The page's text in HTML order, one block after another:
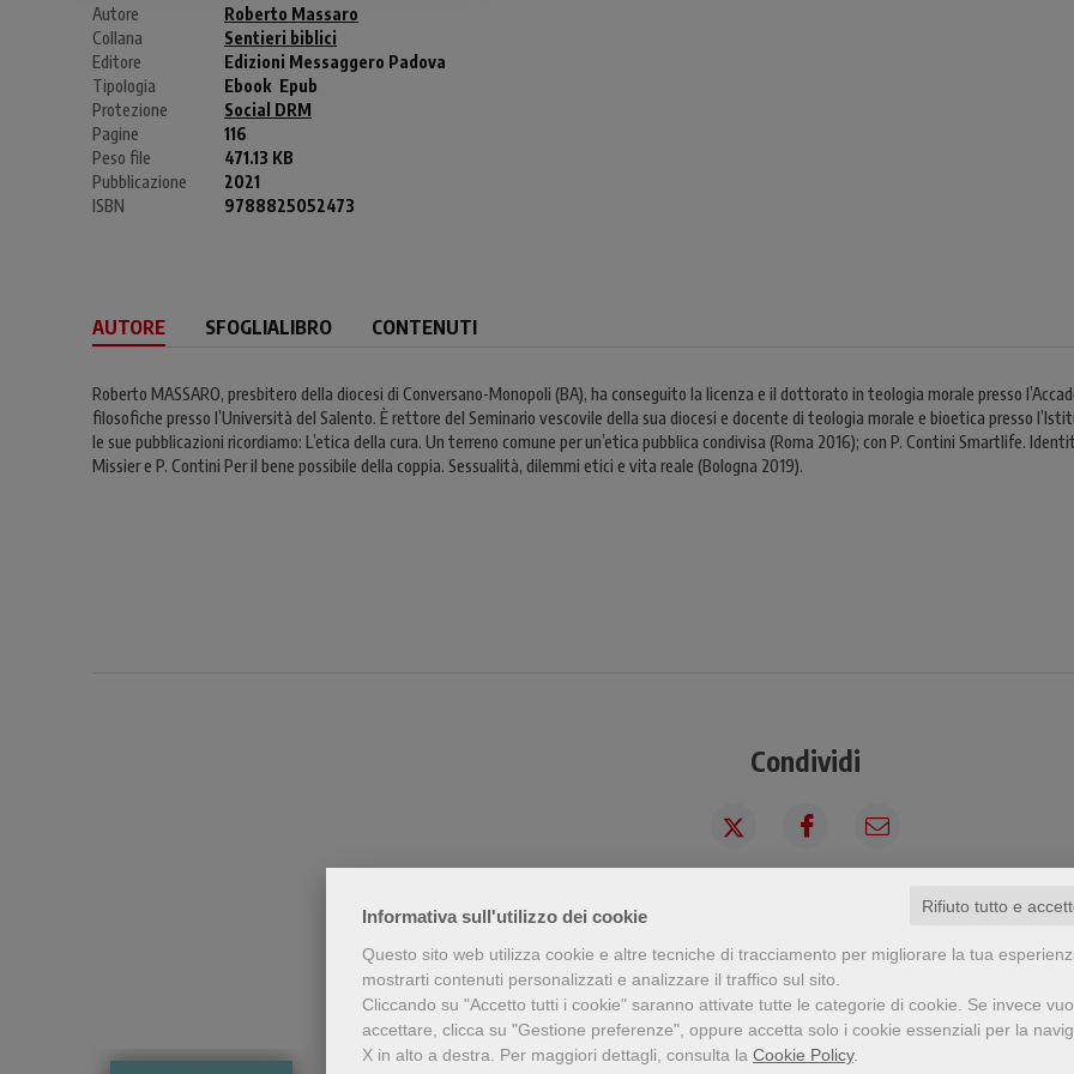
Informativa sull'utilizzo dei cookie
Rifiuto tutto e
Questo sito web utilizza cookie e altre tecniche di tracciamento per migliorare la tua
mostrarti contenuti personalizzati e analizzare il traffico sul sito.
Cliccando su "Accetto tutti i cookie" saranno attivate tutte le categorie di cookie. Se invece
accettare, clicca su "Gestione preferenze", oppure accetta solo i cookie essenziali per la
X in alto a destra. Per maggiori dettagli, consulta la Cookie Policy.
Autore
Roberto Massaro
Collana
Sentieri biblici
Editore
Edizioni Messaggero Padova
Tipologia
Ebook Epub
Protezione
Social DRM
Pagine
116
Peso file
471.13 KB
Pubblicazione
2021
ISBN
9788825052473
AUTORE SFOGLIALIBRO CONTENUTI
Roberto MASSARO, presbitero della diocesi di Conversano-Monopoli (BA), ha conseguito la licenza e il dottorato in teologia morale presso
filosofiche presso l’Università del Salento. È rettore del Seminario vescovile della sua diocesi e docente di teologia morale e bioetica presso
le sue pubblicazioni ricordiamo: L’etica della cura. Un terreno comune per un’etica pubblica condivisa (Roma 2016); con P. Contini Smartlife.
Missier e P. Contini Per il bene possibile della coppia. Sessualità, dilemmi etici e vita reale (Bologna 2019).
Condividi
Chi ha visto questo prodotto ha visto